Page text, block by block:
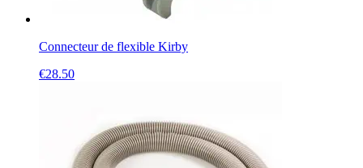
Connecteur de flexible Kirby
€28.50